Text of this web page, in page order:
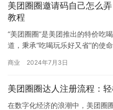
美团圈圈邀请码自己怎么
教程
“美团圈圈”是美团推出的特价吃
道，秉承“吃喝玩乐好又省”的使
商业 2024年7月3日
美团圈圈达人注册流程：
在数字化经济的浪潮中，美团圈